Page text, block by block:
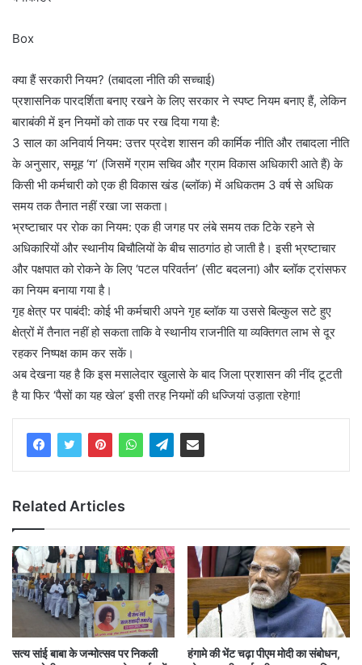
Box
क्या हैं सरकारी नियम? (तबादला नीति की सच्चाई)
प्रशासनिक पारदर्शिता बनाए रखने के लिए सरकार ने स्पष्ट नियम बनाए हैं, लेकिन
बाराबंकी में इन नियमों को ताक पर रख दिया गया है:
3 साल का अनिवार्य नियम: उत्तर प्रदेश शासन की कार्मिक नीति और तबादला नीति
के अनुसार, समूह ‘ग’ (जिसमें ग्राम सचिव और ग्राम विकास अधिकारी आते हैं) के
किसी भी कर्मचारी को एक ही विकास खंड (ब्लॉक) में अधिकतम 3 वर्ष से अधिक
समय तक तैनात नहीं रखा जा सकता।
भ्रष्टाचार पर रोक का नियम: एक ही जगह पर लंबे समय तक टिके रहने से
अधिकारियों और स्थानीय बिचौलियों के बीच साठगांठ हो जाती है। इसी भ्रष्टाचार
और पक्षपात को रोकने के लिए ‘पटल परिवर्तन’ (सीट बदलना) और ब्लॉक ट्रांसफर
का नियम बनाया गया है।
गृह क्षेत्र पर पाबंदी: कोई भी कर्मचारी अपने गृह ब्लॉक या उससे बिल्कुल सटे हुए
क्षेत्रों में तैनात नहीं हो सकता ताकि वे स्थानीय राजनीति या व्यक्तिगत लाभ से दूर
रहकर निष्पक्ष काम कर सकें।
अब देखना यह है कि इस मसालेदार खुलासे के बाद जिला प्रशासन की नींद टूटती
है या फिर ‘पैसों का यह खेल’ इसी तरह नियमों की धज्जियां उड़ाता रहेगा!
Related Articles
सत्य सांई बाबा के जन्मोत्सव पर निकली
हंगामे की भेंट चढ़ा पीएम मोदी का संबोधन,